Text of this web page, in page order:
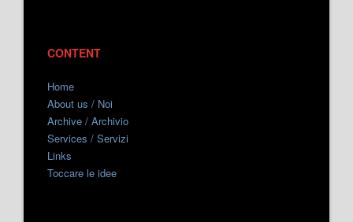
CONTENT
Home
About us / Noi
Archive / Archivio
Services / Servizi
Links
Toccare le idee